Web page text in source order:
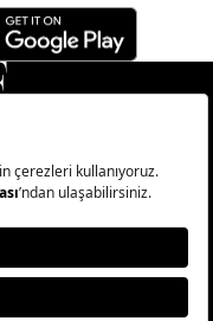
Mahallesi Kuşbakışı
İstanbul